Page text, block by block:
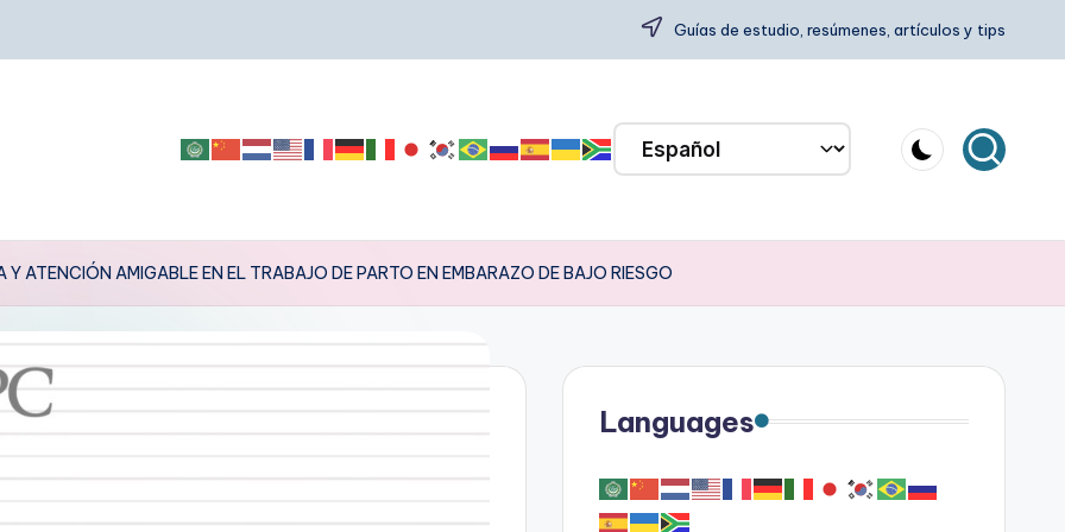
Guías de estudio, resúmenes, artículos y tips
Y ATENCIÓN AMIGABLE EN EL TRABAJO DE PARTO EN EMBARAZO DE BAJO RIESGO
Languages